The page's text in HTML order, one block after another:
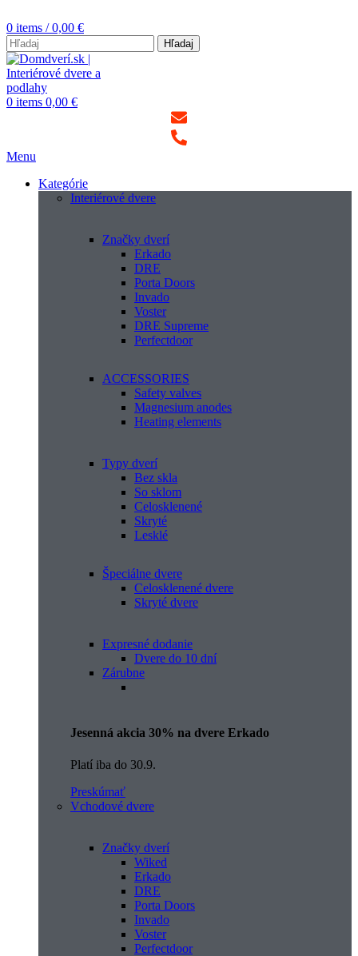
0 items / 0,00 €
Hľadaj
0 items 0,00 €
Menu
Kategórie
Interiérové dvere
Značky dverí
Erkado
DRE
Porta Doors
Invado
Voster
DRE Supreme
Perfectdoor
ACCESSORIES
Safety valves
Magnesium anodes
Heating elements
Typy dverí
Bez skla
So sklom
Celosklenené
Skryté
Lesklé
Špeciálne dvere
Celosklenené dvere
Skryté dvere
Expresné dodanie
Dvere do 10 dní
Zárubne
Jesenná akcia 30% na dvere Erkado
Platí iba do 30.9.
Preskúmať
Vchodové dvere
Značky dverí
Wiked
Erkado
DRE
Porta Doors
Invado
Voster
Perfectdoor